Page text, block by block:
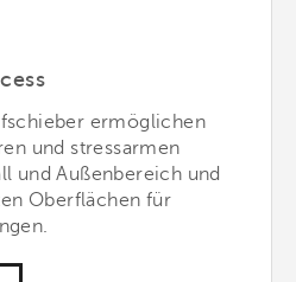
ermöglichen
und stressarmen
und Außenbereich und
Oberflächen für